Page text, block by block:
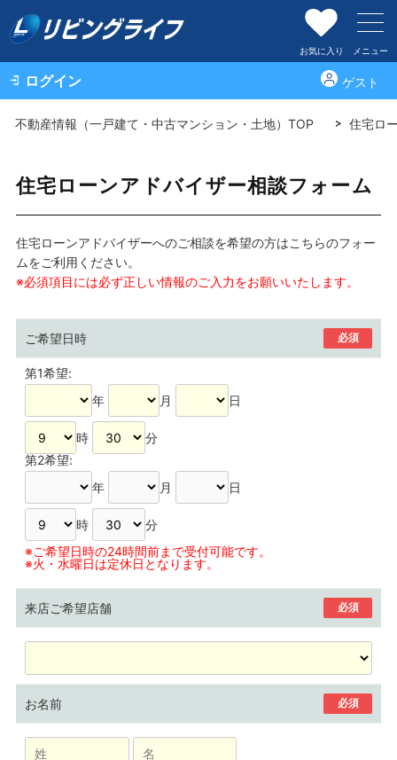
お気に入り メニュー
ログイン ゲスト
不動産情報（一戸建て・中古マンション・土地）TOP 住宅ロ
住宅ローンアドバイザー相談フォーム
住宅ローンアドバイザーへのご相談を希望の方はこちらのフォー
ムをご利用ください。
※必須項目には必ず正しい情報のご入力をお願いいたします。
ご希望日時 必須
第1希望:
年
月 日
時
分
第2希望:
年
月 日
時
分
※ご希望日時の24時間前まで受付可能です。
※火・水曜日は定休日となります。
来店ご希望店舗 必須
お名前 必須